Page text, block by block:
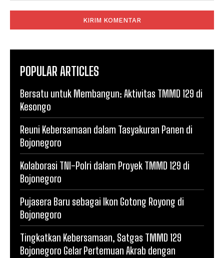
POPULAR ARTICLES
Bersatu untuk Membangun: Aktivitas TMMD 129 di
Kesongo
Reuni Kebersamaan dalam Tasyakuran Panen di
Bojonegoro
Kolaborasi TNI-Polri dalam Proyek TMMD 129 di
Bojonegoro
Pujasera Baru sebagai Ikon Gotong Royong di
Bojonegoro
Tingkatkan Kebersamaan, Satgas TMMD 129
Bojonegoro Gelar Pertemuan Akrab dengan